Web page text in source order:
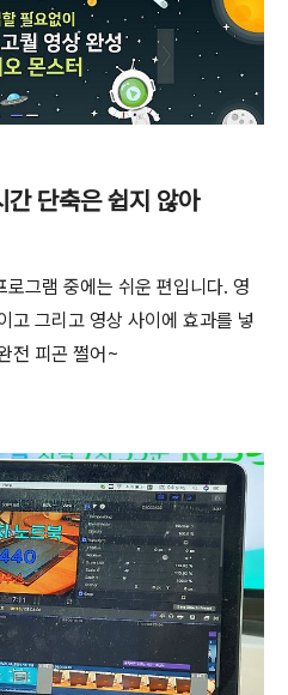
간 단축은 쉽지 않아
그램 중에는 쉬운 편입니다. 영
고 그리고 영상 사이에 효과를 넣
전 피곤 쩔어~